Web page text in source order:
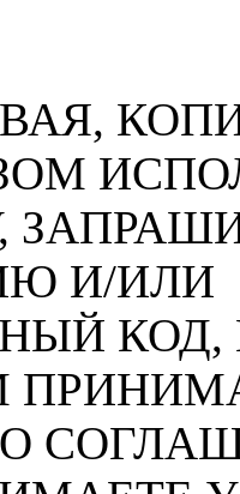
И/ИЛИ
КОД,